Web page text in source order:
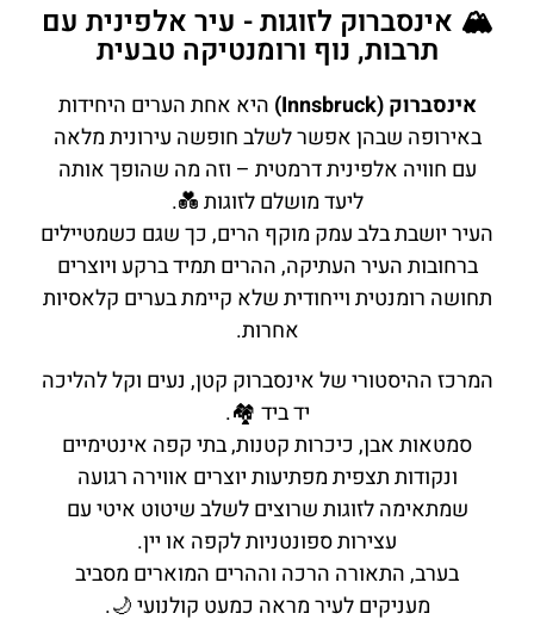
🏔️ אינסברוק לזוגות - עיר אלפינית עם
תרבות, נוף ורומנטיקה טבעית
אינסברוק (Innsbruck)
היא אחת הערים היחידות
באירופה שבהן אפשר לשלב חופשה עירונית מלאה
עם חוויה אלפינית דרמטית – וזה מה שהופך אותה
ליעד מושלם לזוגות 💑.
העיר יושבת בלב עמק מוקף הרים, כך שגם כשמטיילים
ברחובות העיר העתיקה, ההרים תמיד ברקע ויוצרים
תחושה רומנטית וייחודית שלא קיימת בערים קלאסיות
אחרות.
המרכז ההיסטורי של אינסברוק קטן, נעים וקל להליכה
יד ביד 🏘️.
סמטאות אבן, כיכרות קטנות, בתי קפה אינטימיים
ונקודות תצפית מפתיעות יוצרים אווירה רגועה
שמתאימה לזוגות שרוצים לשלב שיטוט איטי עם
עצירות ספונטניות לקפה או יין.
בערב, התאורה הרכה וההרים המוארים מסביב
מעניקים לעיר מראה כמעט קולנועי 🌙.